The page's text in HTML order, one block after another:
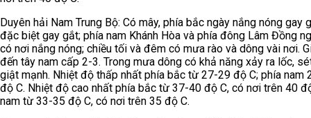
Duyên hải Nam Trung Bộ: Có mây, phía bắc ngày nắng nóng gay
đặc biệt gay gắt; phía nam Khánh Hòa và phía đông Lâm Đồng
có nơi nắng nóng; chiều tối và đêm có mưa rào và dông vài nơi.
đến tây nam cấp 2-3. Trong mưa dông có khả năng xảy ra lốc,
giật mạnh. Nhiệt độ thấp nhất phía bắc từ 27-29 độ C; phía nam
độ C. Nhiệt độ cao nhất phía bắc từ 37-40 độ C, có nơi trên 40
nam từ 33-35 độ C, có nơi trên 35 độ C.